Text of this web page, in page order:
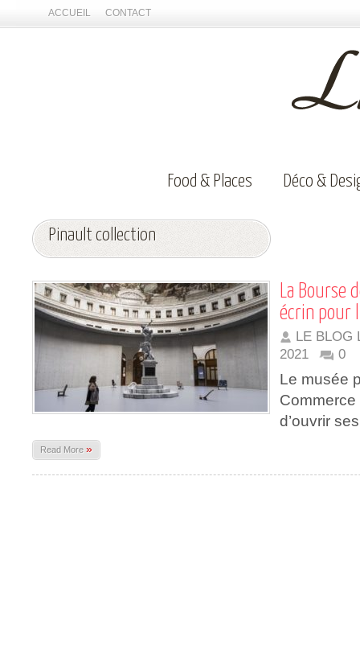
ACCUEIL CONTACT
Food & Places Déco &
Pinault collection
La Bourse
écrin pour
LE BLOG
2021
0
Le musée
d’ouvrir
Read More »